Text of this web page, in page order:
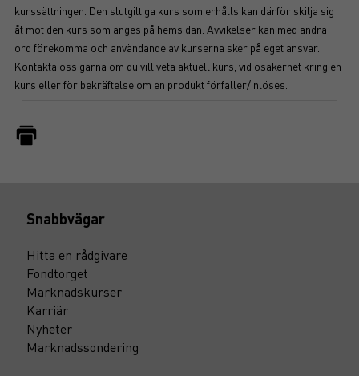
kurssättningen. Den slutgiltiga kurs som erhålls kan därför skilja sig
åt mot den kurs som anges på hemsidan. Avvikelser kan med andra
ord förekomma och användande av kurserna sker på eget ansvar.
Kontakta oss gärna om du vill veta aktuell kurs, vid osäkerhet kring en
kurs eller för bekräftelse om en produkt förfaller/inlöses.
Snabbvägar
Hitta en rådgivare
Fondtorget
Marknadskurser
Karriär
Nyheter
Marknadssondering